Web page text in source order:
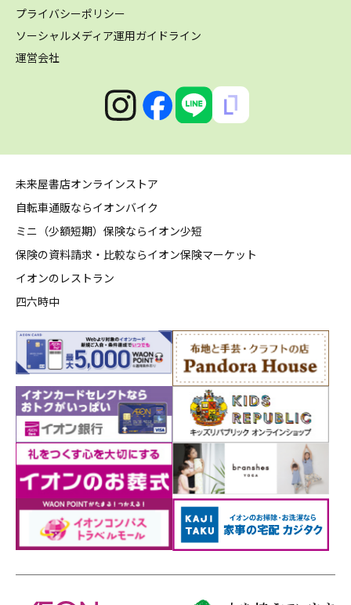
プライバシーポリシー
ソーシャルメディア運用ガイドライン
運営会社
未来屋書店オンラインストア
自転車通販ならイオンバイク
ミニ（少額短期）保険ならイオン少短
保険の資料請求・比較ならイオン保険マーケット
イオンのレストラン
四六時中